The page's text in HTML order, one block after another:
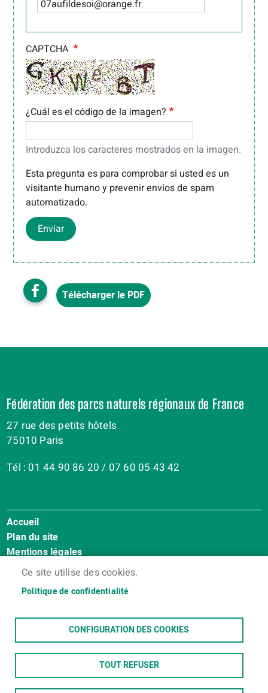
CAPTCHA
¿Cuál es el código de la imagen?
Introduzca los caracteres mostrados en la imagen.
Esta pregunta es para comprobar si usted es un
visitante humano y prevenir envíos de spam
automatizado.
Enviar
Télécharger le PDF
Ce site utilise des cookies.
Politique de confidentialité
CONFIGURATION DES COOKIES
TOUT REFUSER
Fédération des parcs naturels régionaux de France
27 rue des petits hôtels
75010 Paris
Tél : 01 44 90 86 20 / 07 60 05 43 42
Menu
Pied
de
page
Accueil
Plan du site
Mentions légales
Accessibilité : Non conforme
Contact